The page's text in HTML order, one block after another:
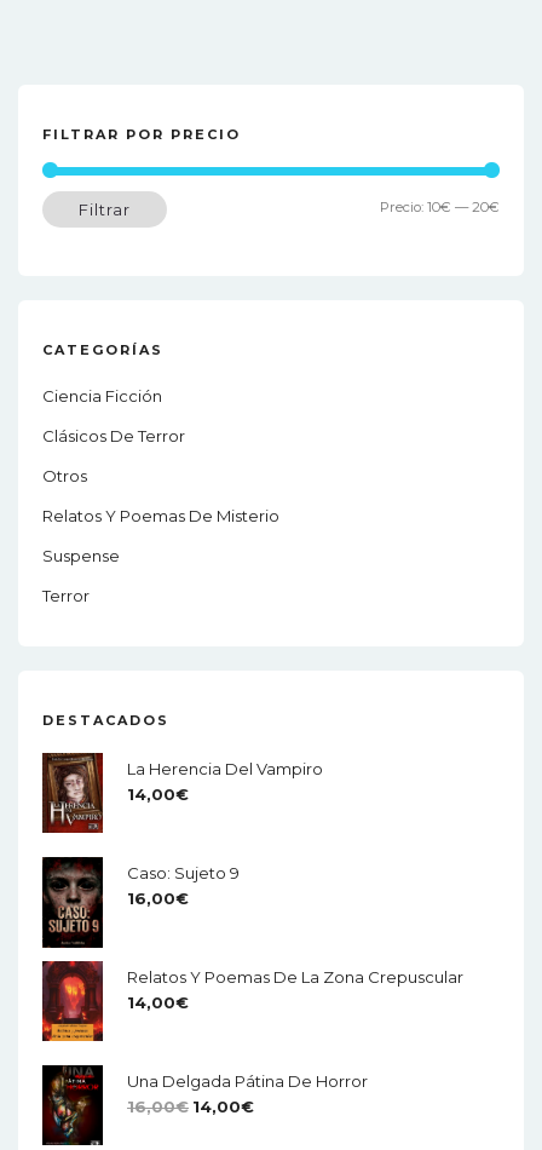
FILTRAR POR PRECIO
Filtrar Precio: 10€ —20€
CATEGORÍAS
Ciencia Ficción
Clásicos De Terror
Otros
Relatos Y Poemas De Misterio
Suspense
Terror
DESTACADOS
La Herencia Del Vampiro
14,00€
Caso: Sujeto 9
16,00€
Relatos Y Poemas De La Zona Crepuscular
14,00€
Una Delgada Pátina De Horror
16,00€ El
14,00€El